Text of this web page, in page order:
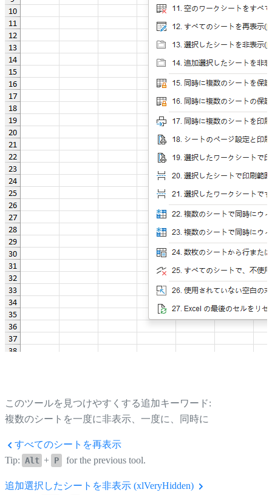
このツールを見つけやすくする追加キーワード:
複数のシートを一度に非表示、一度に、同時に
すべてのシートを再表示
Tip: Alt + P for the previous tool.
追加選択したシートを非表示 (xlVeryHidden)